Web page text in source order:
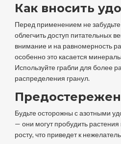
Как вносить
Перед применением не
облегчить доступ питательных
внимание и на равномерность
особенно это касается
Используйте грабли для более
распределения гранул.
Будьте осторожны с азотными
— они могут пробудить
росту, что приведет к